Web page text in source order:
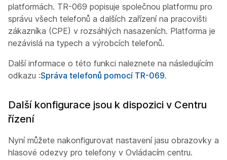
platformách. TR-069 popisuje společnou platformu pro
správu všech telefonů a dalších zařízení na pracovišti
zákazníka (CPE) v rozsáhlých nasazeních. Platforma je
nezávislá na typech a výrobcích telefonů.
Další informace o této funkci naleznete na následujícím
odkazu :Správa telefonů pomocí TR-069.
Další konfigurace jsou k dispozici v Centru
řízení
Nyní můžete nakonfigurovat nastavení jasu obrazovky a
hlasové odezvy pro telefony v Ovládacím centru.